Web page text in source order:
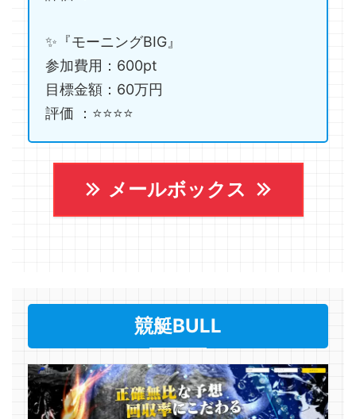
✨『モーニングBIG』
参加費用：600pt
目標金額：60万円
評価 ：⭐️⭐️⭐️⭐️
メールボックス
競艇BULL